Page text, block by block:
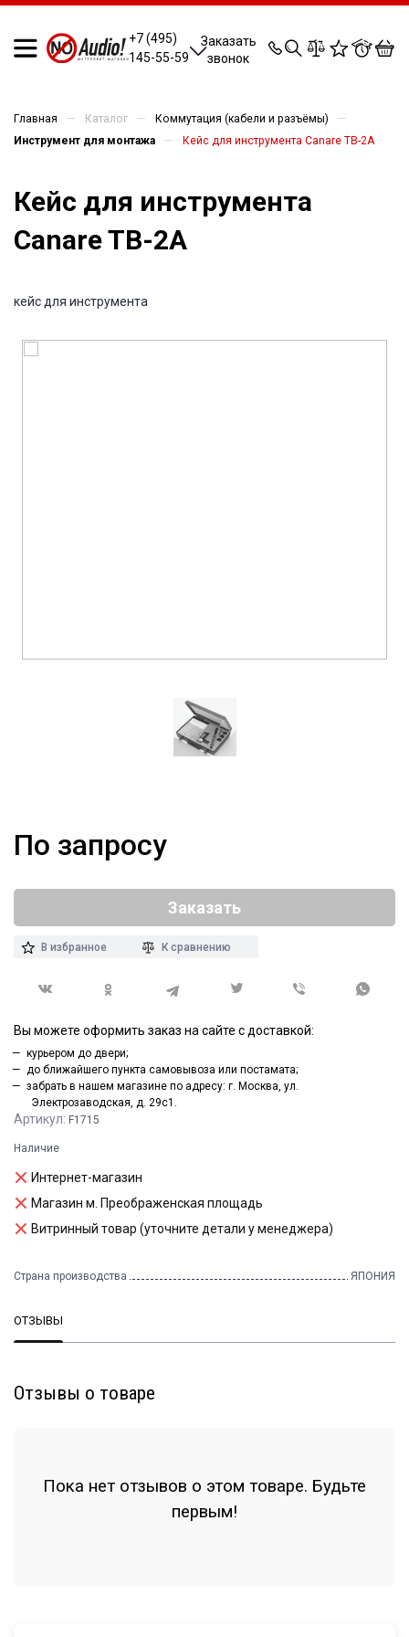
+7 (495)
145-55-59
Заказать
звонок
0 0 0 0
Главная — Каталог — Коммутация (кабели и разъёмы) —
Инструмент для монтажа — Кейс для инструмента Canare TB-2A
Кейс для инструмента
Canare TB-2A
кейс для инструмента
Артикул: F1715
Наличие
Интернет-магазин
Магазин м. Преображенская площадь
Витринный товар (уточните детали у менеджера)
Страна производства ЯПОНИЯ
По запросу
Заказать
В избранное К сравнению
Вы можете оформить заказ на сайте с доставкой:
курьером до двери;
до ближайшего пункта самовывоза или постамата;
забрать в нашем магазине по адресу: г. Москва, ул.
Электрозаводская, д. 29с1.
ОТЗЫВЫ
Отзывы о товаре
Пока нет отзывов о этом товаре. Будьте
первым!